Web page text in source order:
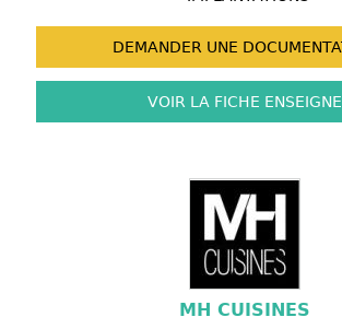
DEMANDER UNE
VOIR LA FICHE ENSEIGNE
MH CUISINES